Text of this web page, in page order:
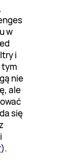
w
i
tym
nie
ale
się
).